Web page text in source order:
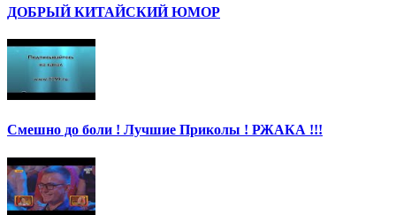
ДОБРЫЙ КИТАЙСКИЙ ЮМОР
Смешно до боли ! Лучшие Приколы ! РЖАКА !!!